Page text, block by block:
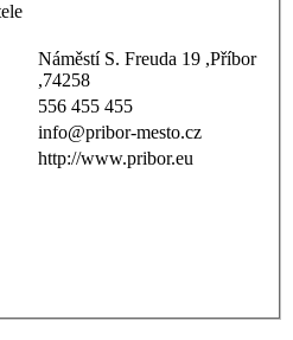
Náměstí S. Freuda 19 ,Příbor
,74258
556 455 455
info@pribor-mesto.cz
http://www.pribor.eu